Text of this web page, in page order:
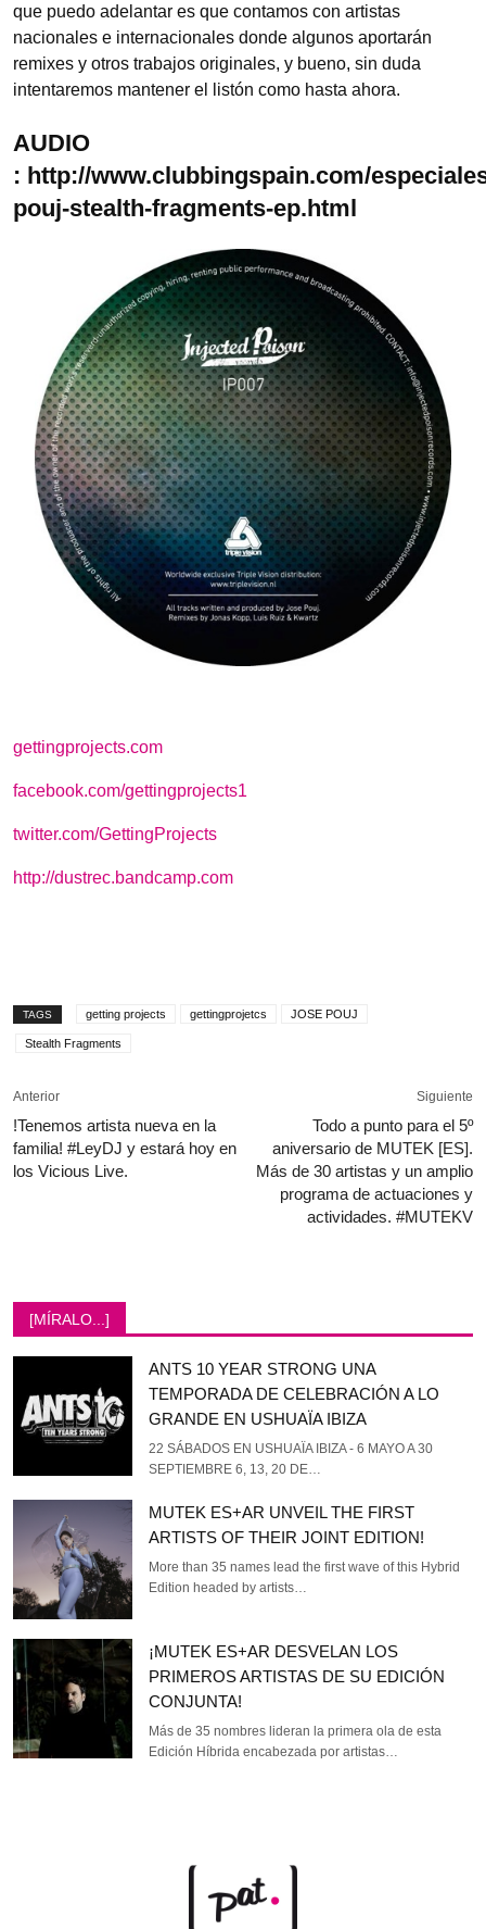
que puedo adelantar es que contamos con artistas
nacionales e internacionales donde algunos aportarán
remixes y otros trabajos originales, y bueno, sin duda
intentaremos mantener el listón como hasta ahora.
AUDIO
: http://www.clubbingspain.com/
pouj-stealth-fragments-ep.html
gettingprojects.com
facebook.com/gettingprojects1
twitter.com/GettingProjects
http://dustrec.bandcamp.com
TAGS getting projects gettingprojetcs JOSE POUJ
Stealth Fragments
Anterior
!Tenemos artista nueva en la
familia! #LeyDJ y estará hoy en
los Vicious Live.
Siguiente
Todo a punto para el 5º
aniversario de MUTEK [ES].
Más de 30 artistas y un amplio
programa de actuaciones y
actividades. #MUTEKV
[MÍRALO...]
ANTS 10 YEAR STRONG UNA
TEMPORADA DE CELEBRACIÓN A LO
GRANDE EN USHUAÏA IBIZA
22 SÁBADOS EN USHUAÏA IBIZA - 6 MAYO A 30
SEPTIEMBRE 6, 13, 20 DE…
MUTEK ES+AR UNVEIL THE FIRST
ARTISTS OF THEIR JOINT EDITION!
More than 35 names lead the first wave of this Hybrid
Edition headed by artists…
¡MUTEK ES+AR DESVELAN LOS
PRIMEROS ARTISTAS DE SU EDICIÓN
CONJUNTA!
Más de 35 nombres lideran la primera ola de esta
Edición Híbrida encabezada por artistas…